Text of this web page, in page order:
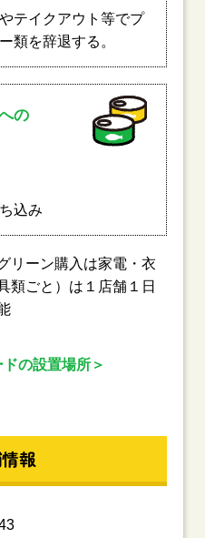
テイクアウト等でプ
類を辞退する。
の
込み
リーン購入は家電・衣
類ごと）は１店舗１日
の設置場所＞
報